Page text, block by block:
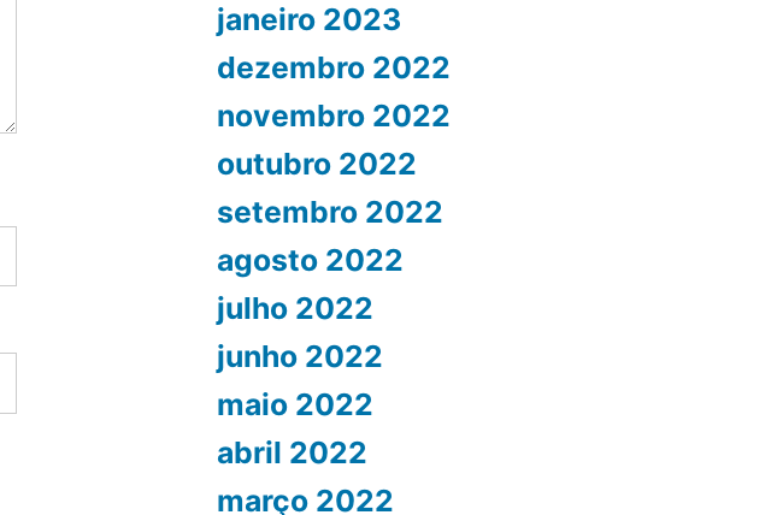
janeiro 2023
dezembro 2022
novembro 2022
outubro 2022
setembro 2022
agosto 2022
julho 2022
junho 2022
maio 2022
abril 2022
março 2022